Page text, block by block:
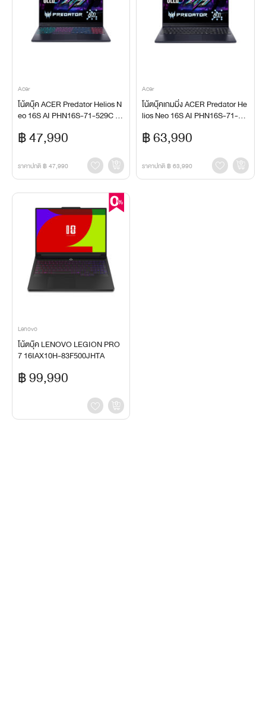
Acer
โน้ตบุ๊ค ACER Predator Helios N
eo 16S AI PHN16S-71-529C N
฿ 47,990
ราคาปกติ ฿ 47,990
Acer
โน้ตบุ๊คเกมมิ่ง ACER Predator He
lios Neo 16S AI PHN16S-71-96
฿ 63,990
ราคาปกติ ฿ 63,990
Lenovo
โน้ตบุ๊ค LENOVO LEGION PRO
7 16IAX10H-83F500JHTA
฿ 99,990